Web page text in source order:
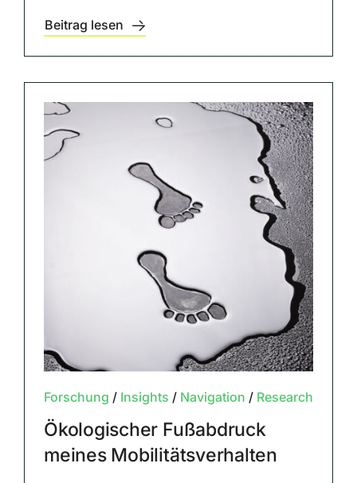
Beitrag lesen
Forschung / Insights / Navigation / Research
Ökologischer Fußabdruck
meines Mobilitätsverhalten